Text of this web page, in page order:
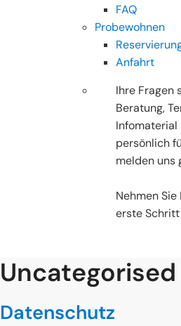
FAQ
Probewohnen
Anfahrt
Ihre Fragen
Beratung,
persönlich
melden uns
Nehmen
erste
Uncategorised
Datenschutz